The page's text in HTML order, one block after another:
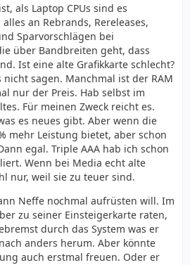
als Laptop CPUs sind es
an Rebrands, Rereleases,
Sparvorschlägen bei
über Bandbreiten geht, dass
Ist eine alte Grafikkarte schlecht?
nicht sagen. Manchmal ist der RAM
nur der Preis. Hab selbst im
Für meinen Zweck reicht es.
es neues gibt. Aber wenn die
mehr Leistung bietet, aber schon
egal. Triple AAA hab ich schon
Wenn bei Media echt alte
nur, weil sie zu teuer sind.
Neffe nochmal aufrüsten will. Im
zu seiner Einsteigerkarte raten,
durch das System was er
anders herum. Aber könnte
auch erstmal freuen. Oder er